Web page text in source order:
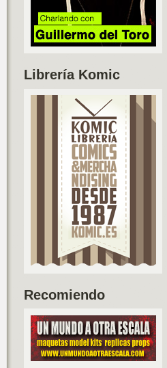
Librería Komic
Recomiendo